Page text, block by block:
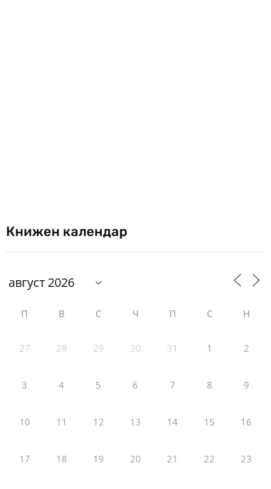
Книжен календар
П В С Ч П С Н
27 28 29 30 31 1 2
3 4 5 6 7 8 9
10 11 12 13 14 15 16
17 18 19 20 21 22 23